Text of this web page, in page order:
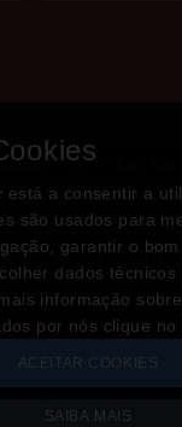
de
© LOJADODESEJO.pt
está a consentir a
são usados para
garantir o
dados
informação
por nós clique no
ACEITAR COOKIES
SAIBA MAIS